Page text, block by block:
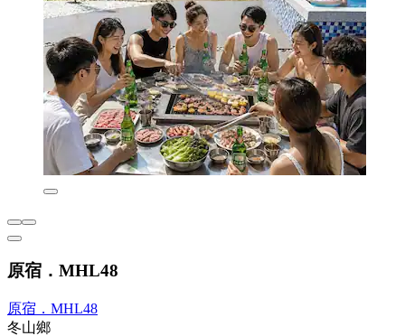
原宿．MHL48
原宿．MHL48
冬山鄉